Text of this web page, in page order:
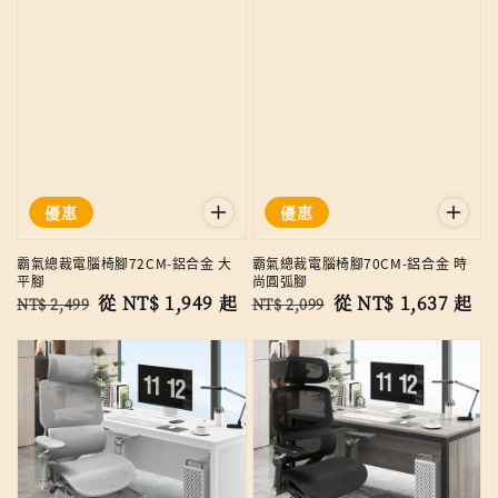
優惠
霸氣總裁電腦椅腳72CM-鋁合金 大
平腳
Regular
NT$ 2,499 Sale
從 NT$ 1,949 起
優惠
霸氣總裁電腦椅腳70CM-鋁合金 時
尚圓弧腳
Regular
NT$ 2,099 Sale
從NT$ 1,637 起